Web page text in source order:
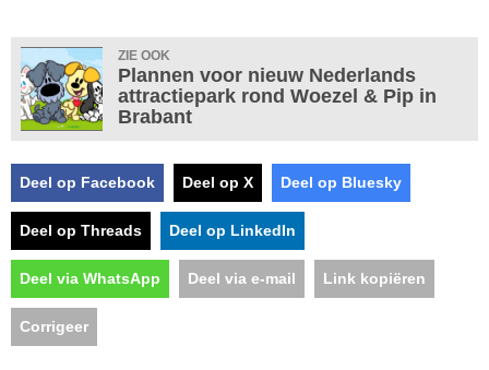
ZIE OOK
Plannen voor nieuw Nederlands
attractiepark rond Woezel & Pip in
Brabant
Deel op Facebook Deel op X Deel op Bluesky
Deel op Threads Deel op LinkedIn
Deel via WhatsApp Deel via e-mail Link kopiëren
Corrigeer